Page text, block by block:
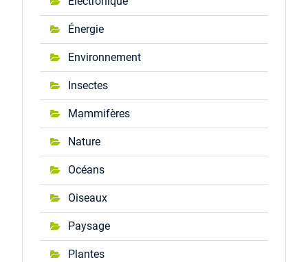
Énergie
Environnement
Insectes
Mammifères
Nature
Océans
Oiseaux
Paysage
Plantes